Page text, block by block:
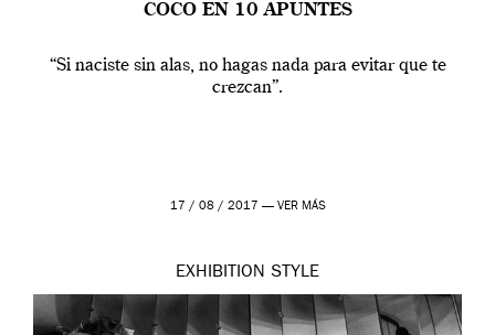
COCO EN 10 APUNTES
“Si naciste sin alas, no hagas nada para evitar que te
crezcan”.
17 / 08 / 2017 — VER MÁS
EXHIBITION STYLE